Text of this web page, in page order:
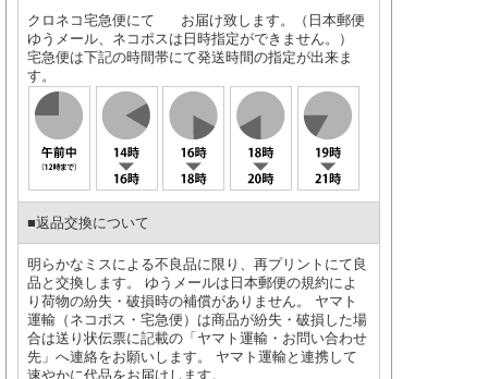
クロネコ宅急便にて お届け致します。（日本郵便
ゆうメール、ネコポスは日時指定ができません。）
宅急便は下記の時間帯にて発送時間の指定が出来ま
す。
■返品交換について
明らかなミスによる不良品に限り、再プリントにて良
品と交換します。 ゆうメールは日本郵便の規約によ
り荷物の紛失・破損時の補償がありません。 ヤマト
運輸（ネコポス・宅急便）は商品が紛失・破損した場
合は送り状伝票に記載の「ヤマト運輸・お問い合わせ
先」へ連絡をお願いします。 ヤマト運輸と連携して
速やかに代品をお届けします。